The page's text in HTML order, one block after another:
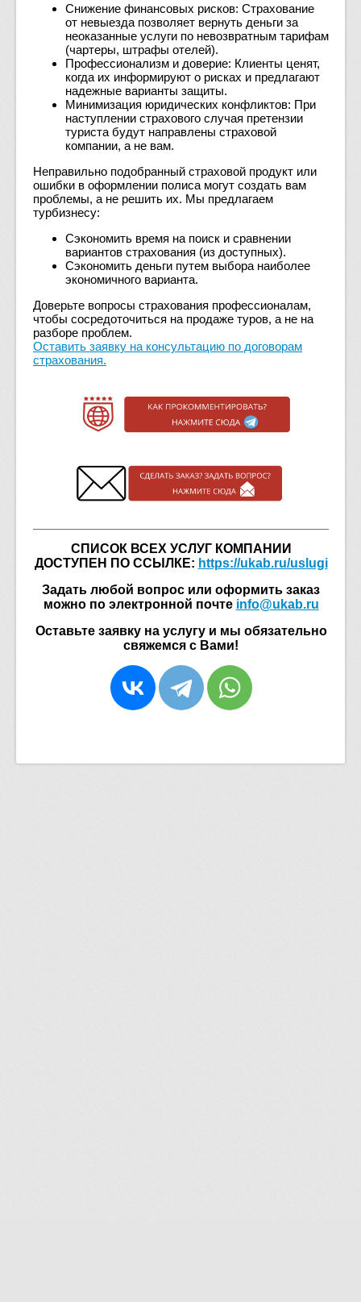
Снижение финансовых рисков: Страхование
от невыезда позволяет вернуть деньги за
неоказанные услуги по невозвратным тарифам
(чартеры, штрафы отелей).
Профессионализм и доверие: Клиенты ценят,
когда их информируют о рисках и предлагают
надежные варианты защиты.
Минимизация юридических конфликтов: При
наступлении страхового случая претензии
туриста будут направлены страховой
компании, а не вам.
Неправильно подобранный страховой продукт или
ошибки в оформлении полиса могут создать вам
проблемы, а не решить их. Мы предлагаем
турбизнесу:
Сэкономить время на поиск и сравнении
вариантов страхования (из доступных).
Сэкономить деньги путем выбора наиболее
экономичного варианта.
Доверьте вопросы страхования профессионалам,
чтобы сосредоточиться на продаже туров, а не на
разборе проблем.
Оставить заявку на консультацию по договорам
страхования.
СПИСОК ВСЕХ УСЛУГ КОМПАНИИ
ДОСТУПЕН ПО ССЫЛКЕ: https://ukab.ru/uslugi
Задать любой вопрос или оформить заказ
можно по электронной почте info@ukab.ru
Оставьте заявку на услугу и мы обязательно
свяжемся с Вами!